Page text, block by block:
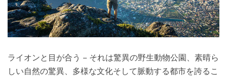
ライオンと目が合う − それは驚異の野生動物公園、素晴ら
しい自然の驚異、多様な文化そして脈動する都市を誇るこ